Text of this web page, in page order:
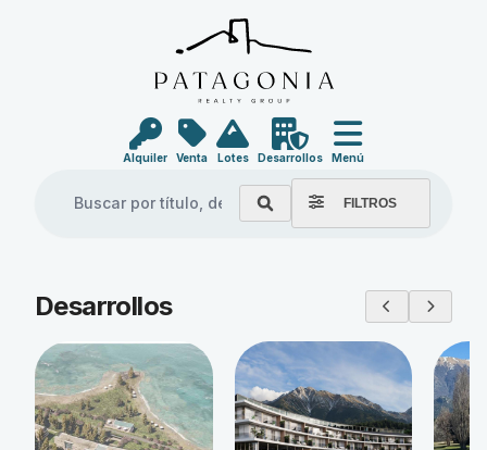
Alquiler Venta Lotes Desarrollos Menú
FILTROS
Explore our properties
Desarrollos